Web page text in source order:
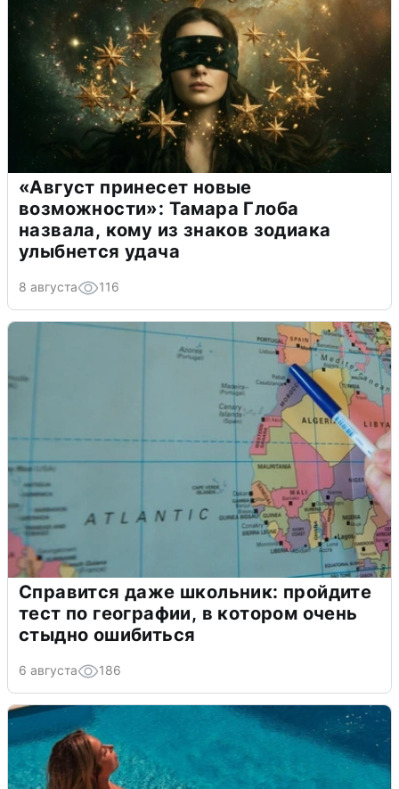
«Август принесет новые
возможности»: Тамара Глоба
назвала, кому из знаков зодиака
улыбнется удача
8 августа 116
Справится даже школьник: пройдите
тест по географии, в котором очень
стыдно ошибиться
6 августа 186